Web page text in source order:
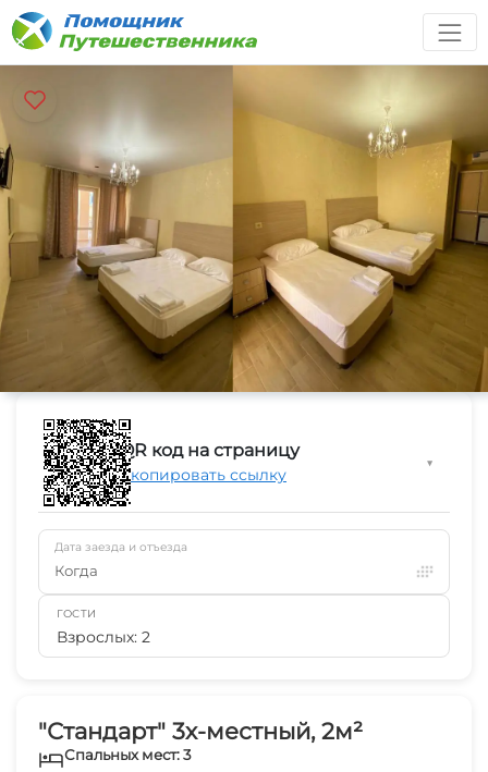
"Стандарт" 3х-местный, 2м²
Спальных мест: 3
QR код на страницу
Скопировать ссылку
▼
Дата заезда и отъезда
Когда
ГОСТИ
Взрослых: 2